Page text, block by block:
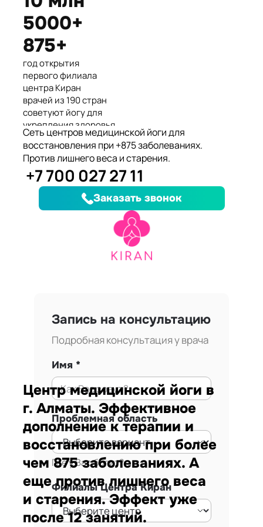
Международные призеры 2-го
Азиатского Чемпионата по
йогасана спорт и единственные
представители Казахстана.
5000+
875+
год открытия
первого филиала
центра Киран
врачей из 190 стран
советуют йогу для
укрепления здоровья
клиентов улучшили
здоровье и
качество жизни
заболеваний, при
которых йога
дополняет лечение
Сеть центров медицинской йоги для
восстановления при +875 заболеваниях.
Против лишнего веса и старения.
+7 700 027 27 11
Заказать звонок
Запись на консультацию
Подробная консультация у врача
Имя
Проблемная область
Где у Вас болит?
Филиалы Центра Киран
Центр медицинской йоги в
г. Алматы. Эффективное
дополнение к терапии и
восстановлению при более
чем 875 заболеваниях. А
еще против лишнего веса
и старения. Эффект уже
после 12 занятий.